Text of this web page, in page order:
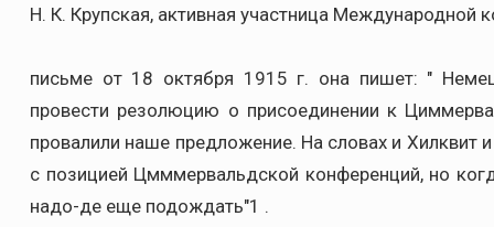
Н. К. Крупская, активная участница
письме от 18 октября 1915 г. она пишет: "
провести резолюцию о присоединении к
провалили наше предложение. На словах и
с позицией Цмммервальдской конференций, но
надо-де еще подождать"1 .